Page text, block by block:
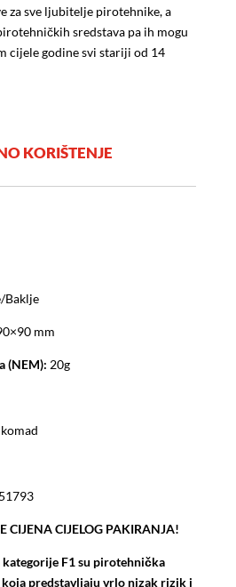
za sve ljubitelje pirotehnike, a
sredstava pa ih mogu
cijele godine svi stariji od 14
KORIŠTENJE
Baklje
mm
(NEM): 20g
CIJENA CIJELOG PAKIRANJA!
F1 su pirotehnička
koja predstavljaju vrlo nizak rizik i